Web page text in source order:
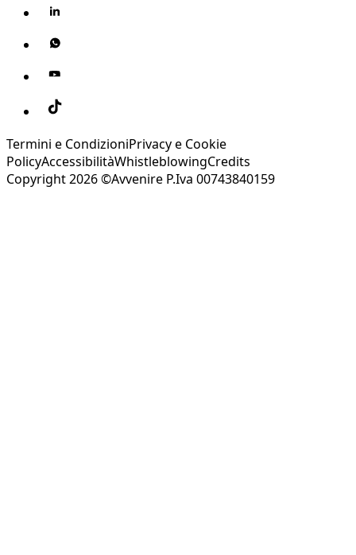
Termini e CondizioniPrivacy e Cookie
PolicyAccessibilitàWhistleblowingCredits
Copyright 2026 ©Avvenire P.Iva 00743840159